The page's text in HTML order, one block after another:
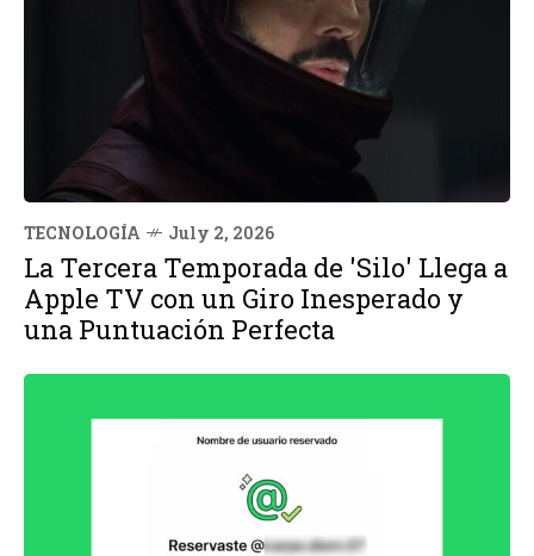
TECNOLOGÍA July 2, 2026
La Tercera Temporada de 'Silo' Llega a
Apple TV con un Giro Inesperado y
una Puntuación Perfecta